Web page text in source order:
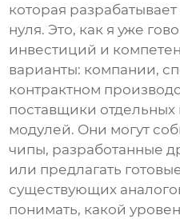
которая
нуля. Это, как я уже
инвестиций и
варианты: компании,
контрактном
поставщики отдельных
модулей. Они могут
чипы, разработанные
или предлагать
существующих
понимать, какой